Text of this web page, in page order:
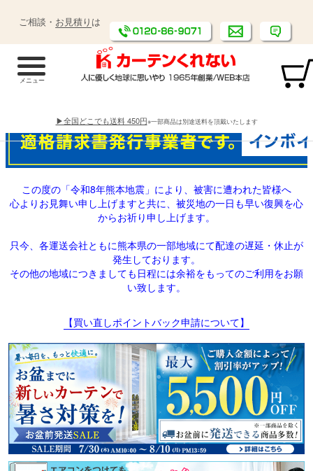
ご相談・ お見積り は
▶全国どこでも送料 450円※一部商品は別途送料を頂戴いたします
この度の「令和8年熊本地震」により、被害に遭われた皆様へ
心よりお見舞い申し上げますと共に、被災地の一日も早い復興を心
からお祈り申し上げます。
只今、各運送会社ともに熊本県の一部地域にて配達の遅延・休止が
発生しております。
その他の地域につきましても日程には余裕をもってのご利用をお願
い致します。
【買い直しポイントバック申請について】